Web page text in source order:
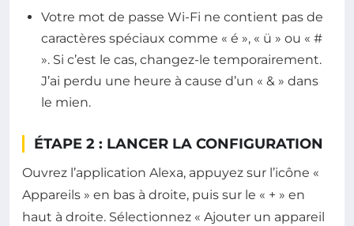
Votre mot de passe Wi-Fi ne contient pas de
caractères spéciaux comme « é », « ü » ou « #
». Si c’est le cas, changez-le temporairement.
J’ai perdu une heure à cause d’un « & » dans
le mien.
ÉTAPE 2 : LANCER LA CONFIGURATION
Ouvrez l’application Alexa, appuyez sur l’icône «
Appareils » en bas à droite, puis sur le « + » en
haut à droite. Sélectionnez « Ajouter un appareil